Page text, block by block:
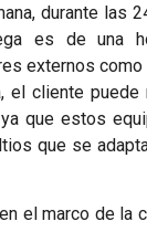
durante las
es de una
externos
el cliente
que estos
que se
el marco de la